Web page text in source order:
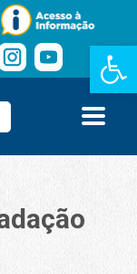
Barra de